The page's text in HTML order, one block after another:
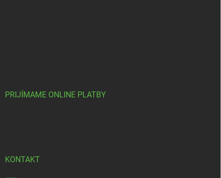
PRIJÍMAME ONLINE PLATBY
KONTAKT